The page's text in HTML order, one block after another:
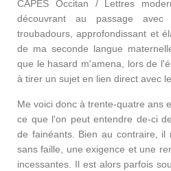
CAPES Occitan / Lettres
découvrant au passage
troubadours, approfondissant et
de ma seconde langue
que le hasard m'amena, lors de
à tirer un sujet en lien direct avec le
Me voici donc à trente-quatre ans
ce que l'on peut entendre de-ci
de fainéants. Bien au contraire, il
sans faille, une exigence et une
incessantes. Il est alors parfois